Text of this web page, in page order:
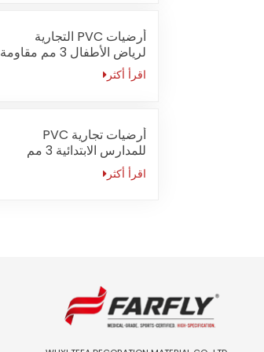
أرضيات PVC التجارية
لرياض الأطفال 3 مم مقاومة
للماء
اقرأ أكثر
أرضيات تجارية PVC
للمدارس الابتدائية 3 مم
مضادة للانزلاق
اقرأ أكثر